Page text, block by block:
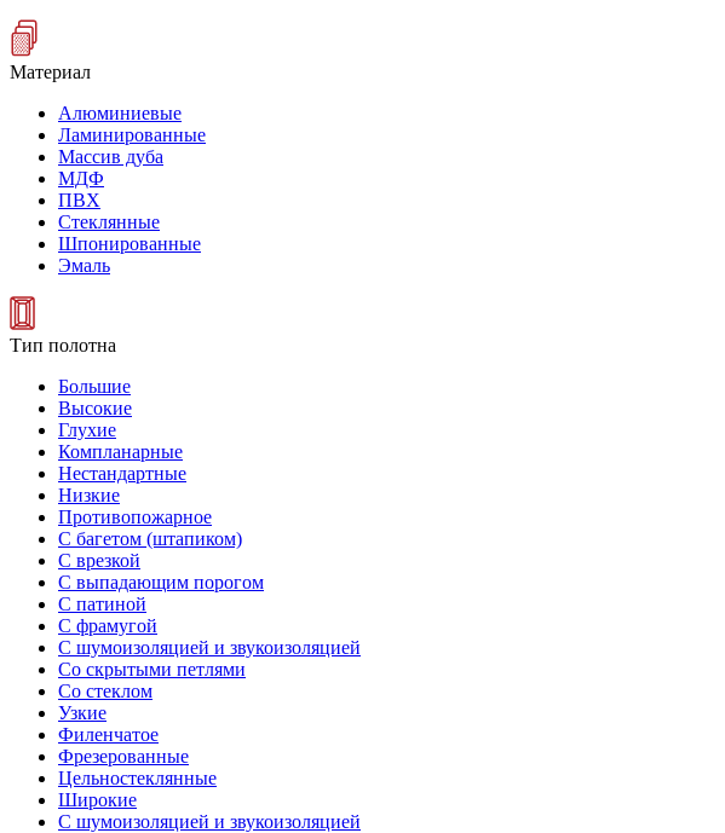
Материал
Алюминиевые
Ламинированные
Массив дуба
МДФ
ПВХ
Стеклянные
Шпонированные
Эмаль
Тип полотна
Большие
Высокие
Глухие
Компланарные
Нестандартные
Низкие
Противопожарное
С багетом (штапиком)
С врезкой
С выпадающим порогом
С патиной
С фрамугой
С шумоизоляцией и звукоизоляцией
Со скрытыми петлями
Со стеклом
Узкие
Филенчатое
Фрезерованные
Цельностеклянные
Широкие
С шумоизоляцией и звукоизоляцией